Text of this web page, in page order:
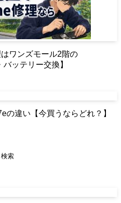
ワンズモール2階の
ッテリー交換】
の違い【今買うならどれ？】
検索